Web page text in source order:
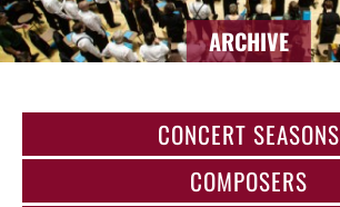
ARCHIVE
CONCERT SEASONS
COMPOSERS